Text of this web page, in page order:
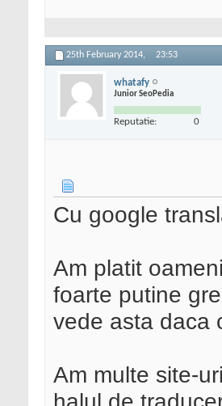
25th February 2014, 23:53
whatafy
Junior SeoPedia
Reputatie: 0
Cu google
Am platit
foarte putine
vede asta daca
Am multe site-